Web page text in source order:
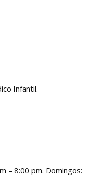
Infantil.
– 8:00 pm. Domingos: